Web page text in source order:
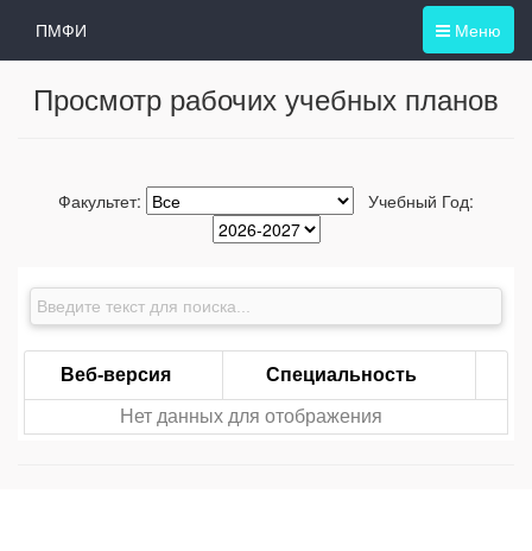
Меню
ПМФИ
Просмотр рабочих учебных планов
Факультет: Учебный Год:
Веб-версия Специальность
Нет данных для отображения